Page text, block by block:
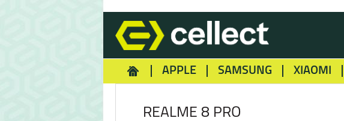
APPLE SAMSUNG XIAOMI
REALME 8 PRO